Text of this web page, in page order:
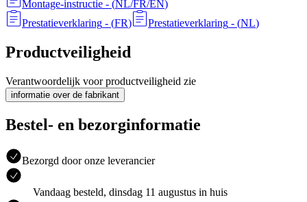
Montage-instructie - (NL/FR/EN)
Prestatieverklaring - (FR) Prestatieverklaring - (NL)
Productveiligheid
Verantwoordelijk voor productveiligheid zie
informatie over de fabrikant
Bestel- en bezorginformatie
Bezorgd door onze leverancier
Vandaag besteld, dinsdag 11 augustus in huis